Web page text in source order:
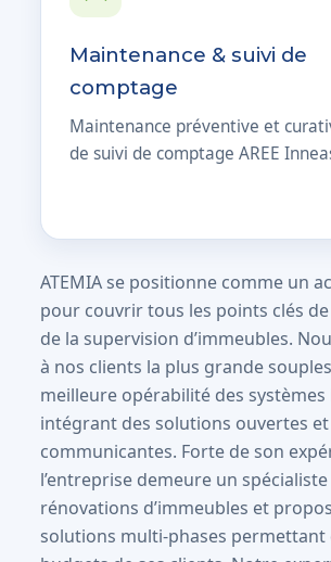
Maintenance & suivi de
comptage
Maintenance préventive et
de suivi de comptage AREE
ATEMIA se positionne comme un
pour couvrir tous les points clés
de la supervision d’immeubles.
à nos clients la plus grande
meilleure opérabilité des systèmes
intégrant des solutions ouvertes et
communicantes. Forte de son
l’entreprise demeure un spécialiste
rénovations d’immeubles et
solutions multi-phases permettant